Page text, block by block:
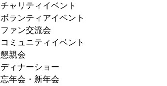
チャリティイベント
ボランティアイベント
ファン交流会
コミュニティイベント
懇親会
ディナーショー
忘年会・新年会